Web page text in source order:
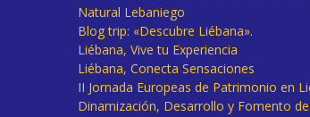
Natural Lebaniego
Blog trip: «Descubre Liébana».
Liébana, Vive tu Experiencia
Liébana, Conecta Sensaciones
II Jornada Europeas de Patrimonio en
Dinamización, Desarrollo y Fomento